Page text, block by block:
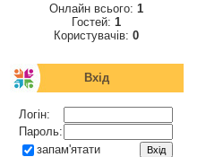
Онлайн всього: 1
Гостей: 1
Користувачів:0
Вхід
Логін:
Пароль:
запам'ятати